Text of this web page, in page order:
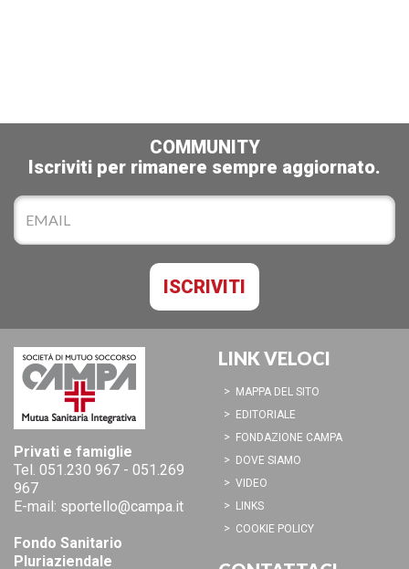
COMMUNITY
Iscriviti per rimanere sempre aggiornato.
LINK VELOCI
MAPPA DEL SITO
EDITORIALE
FONDAZIONE CAMPA
DOVE SIAMO
VIDEO
LINKS
COOKIE POLICY
Privati e famiglie
Tel. 051.230 967 - 051.269
967
E-mail: sportello@campa.it
Fondo Sanitario
Pluriaziendale